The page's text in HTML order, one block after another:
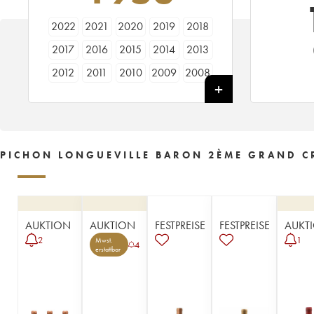
2022 2021 2020 2019
2018
2017
2016 2015 2014
2013
2012
2011 2010 2009
2008
1982
1981 1980
1976 1975 1974
1971 1970
PICHON LONGUEVILLE BARON 2ÈME GRAND
AUKTION
2
AUKTION
Mwst.
erstattbar
4
FESTPREISE FESTPREISE
1